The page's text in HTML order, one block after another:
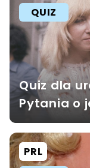
QUIZ
Quiz dla
Pytania o
PRL